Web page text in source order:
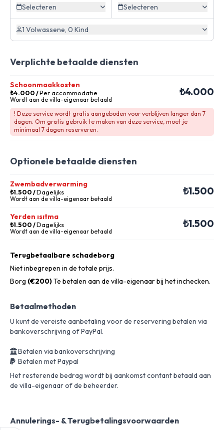
Selecteren Selecteren
1 Volwassene, 0 Kind
Verplichte betaalde diensten
Schoonmaakkosten
₺4.000/Per accommodatie
Wordt aan de villa-eigenaar betaald
₺4.000
! Deze service wordt gratis aangeboden voor verblijven langer dan 7
dagen. Om gratis gebruik te maken van deze service, moet je
minimaal 7 dagen reserveren.
Optionele betaalde diensten
Zwembadverwarming
₺1.500/Dagelijks
Wordt aan de villa-eigenaar betaald
₺1.500
Yerden ısıtma
₺1.500/Dagelijks
Wordt aan de villa-eigenaar betaald
₺1.500
Terugbetaalbare schadeborg
Niet inbegrepen in de totale prijs.
Borg (€200)Te betalen aan de villa-eigenaar bij het inchecken.
Betaalmethoden
U kunt de vereiste aanbetaling voor de reservering betalen via
bankoverschrijving of PayPal.
Betalen via bankoverschrijving
Betalen met Paypal
Het resterende bedrag wordt bij aankomst contant betaald aan
de villa-eigenaar of de beheerder.
Annulerings- & Terugbetalingsvoorwaarden